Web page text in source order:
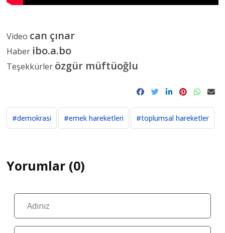
Video can çınar
Haber ibo.a.bo
Teşekkürler özgür müftüoğlu
#demokrasi #emek hareketleri #toplumsal hareketler
Yorumlar (0)